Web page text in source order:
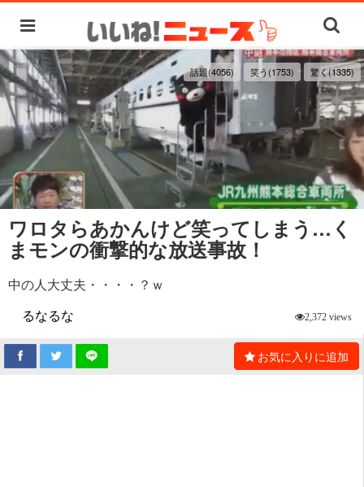
話題(4056) 笑う(1753) 驚く(1335)
ワロタらあかんけど笑ってしまう…く
まモンの衝撃的な放送事故！
中の人大丈夫・・・・？ｗ
るなるな
2,372 views
お気に入りに追加